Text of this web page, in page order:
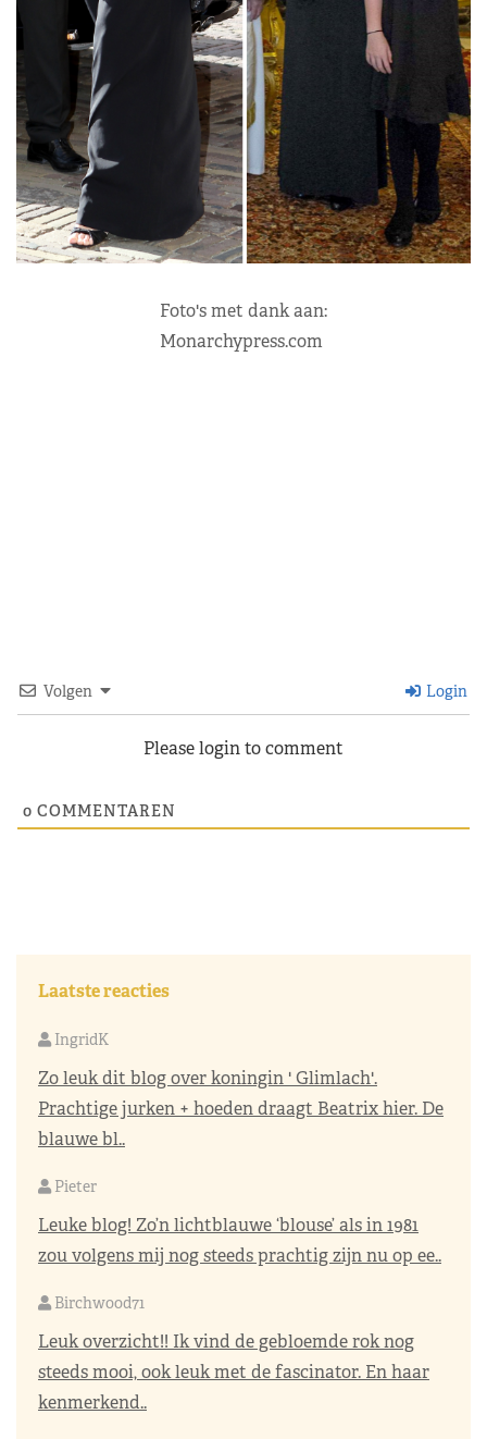
Foto's met dank aan:
Monarchypress.com
Volgen Login
Please login to comment
0 COMMENTAREN
Laatste reacties
IngridK
Zo leuk dit blog over koningin ' Glimlach'.
Prachtige jurken + hoeden draagt Beatrix hier. De
blauwe bl..
Pieter
Leuke blog! Zo’n lichtblauwe ‘blouse’ als in 1981
zou volgens mij nog steeds prachtig zijn nu op ee..
Birchwood71
Leuk overzicht!! Ik vind de gebloemde rok nog
steeds mooi, ook leuk met de fascinator. En haar
kenmerkend..